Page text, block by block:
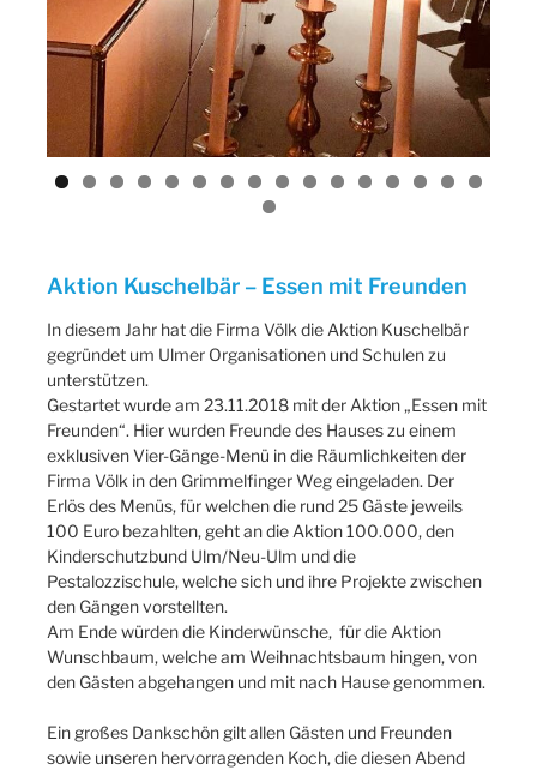
Aktion Kuschelbär – Essen mit Freunden
In diesem Jahr hat die Firma Völk die Aktion Kuschelbär
gegründet um Ulmer Organisationen und Schulen zu
unterstützen.
Gestartet wurde am 23.11.2018 mit der Aktion „Essen mit
Freunden“. Hier wurden Freunde des Hauses zu einem
exklusiven Vier-Gänge-Menü in die Räumlichkeiten der
Firma Völk in den Grimmelfinger Weg eingeladen. Der
Erlös des Menüs, für welchen die rund 25 Gäste jeweils
100 Euro bezahlten, geht an die Aktion 100.000, den
Kinderschutzbund Ulm/Neu-Ulm und die
Pestalozzischule, welche sich und ihre Projekte zwischen
den Gängen vorstellten.
Am Ende würden die Kinderwünsche, für die Aktion
Wunschbaum, welche am Weihnachtsbaum hingen, von
den Gästen abgehangen und mit nach Hause genommen.
Ein großes Dankschön gilt allen Gästen und Freunden
sowie unseren hervorragenden Koch, die diesen Abend